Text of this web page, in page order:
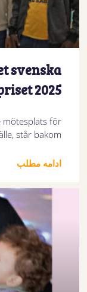
svenska
2025!
mötesplats för
står bakom
ادامه مطلب